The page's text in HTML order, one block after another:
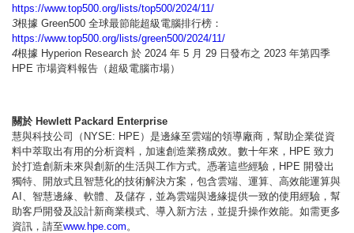
https://www.top500.org/lists/top500/2024/11/
3根據 Green500 全球最節能超級電腦排行榜：
https://www.top500.org/lists/green500/2024/11/
4根據 Hyperion Research 於 2024 年 5 月 29 日發布之 2023 年第四季
HPE 市場資料報告（超級電腦市場）
關於 Hewlett Packard Enterprise
慧與科技公司（NYSE: HPE）是邊緣至雲端的領導廠商，幫助企業從資
料中萃取出有用的分析資料，加速創造業務成效。數十年來，HPE 致力
於打造創新未來與創新的生活與工作方式。憑著這些經驗，HPE 開發出
獨特、開放式且智慧化的技術解決方案，包含雲端、運算、高效能運算與
AI、智慧邊緣、軟體、及儲存，並為雲端與邊緣提供一致的使用經驗，幫
助客戶開發及設計新商業模式、導入新方法，並提升操作效能。如需更多
資訊，請至www.hpe.com 。